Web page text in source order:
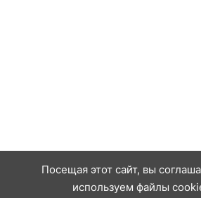
Посещая этот сайт, вы
используем файлы